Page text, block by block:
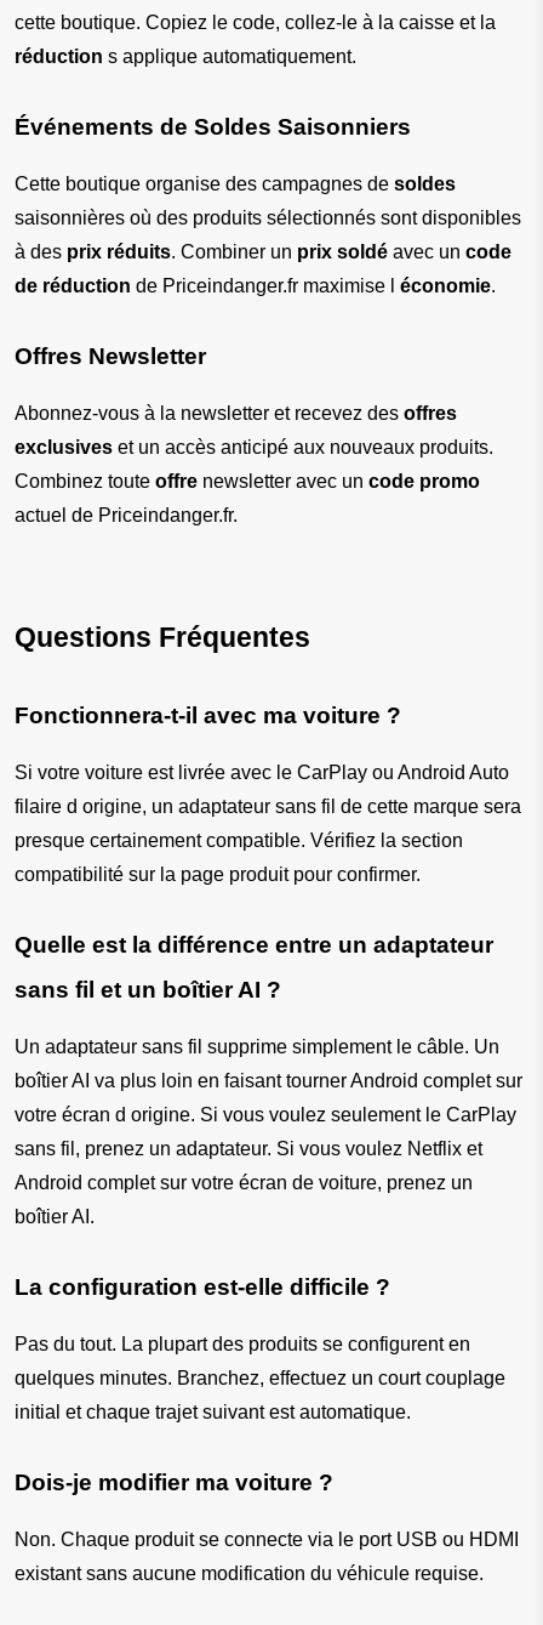
réduction s applique automatiquement.
Événements de Soldes Saisonniers
Cette boutique organise des campagnes de soldes
saisonnières où des produits sélectionnés sont disponibles
à des prix réduits. Combiner un prix soldé avec un code
de réduction de Priceindanger.fr maximise l économie.
Offres Newsletter
Abonnez-vous à la newsletter et recevez des offres
exclusives et un accès anticipé aux nouveaux produits.
Combinez toute offre newsletter avec un code promo
actuel de Priceindanger.fr.
Questions Fréquentes
Fonctionnera-t-il avec ma voiture ?
Si votre voiture est livrée avec le CarPlay ou Android Auto
filaire d origine, un adaptateur sans fil de cette marque sera
presque certainement compatible. Vérifiez la section
compatibilité sur la page produit pour confirmer.
Quelle est la différence entre un adaptateur
sans fil et un boîtier AI ?
Un adaptateur sans fil supprime simplement le câble. Un
boîtier AI va plus loin en faisant tourner Android complet sur
votre écran d origine. Si vous voulez seulement le CarPlay
sans fil, prenez un adaptateur. Si vous voulez Netflix et
Android complet sur votre écran de voiture, prenez un
boîtier AI.
La configuration est-elle difficile ?
Pas du tout. La plupart des produits se configurent en
quelques minutes. Branchez, effectuez un court couplage
initial et chaque trajet suivant est automatique.
Dois-je modifier ma voiture ?
Non. Chaque produit se connecte via le port USB ou HDMI
existant sans aucune modification du véhicule requise.